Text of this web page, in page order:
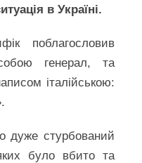
в Україні.
поблагословив
генерал, та
італійською:
дуже стурбований
було вбито та